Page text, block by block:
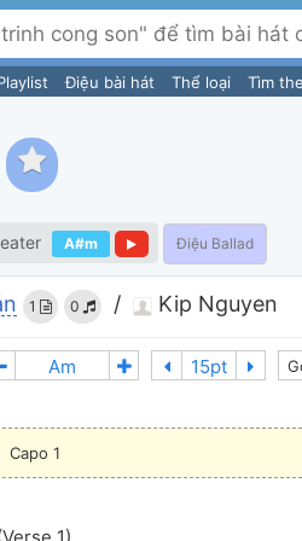
Điệu bài hát Thể loại Tìm
A#m Điệu Ballad
1 0 / Kip Nguyen
Capo 1